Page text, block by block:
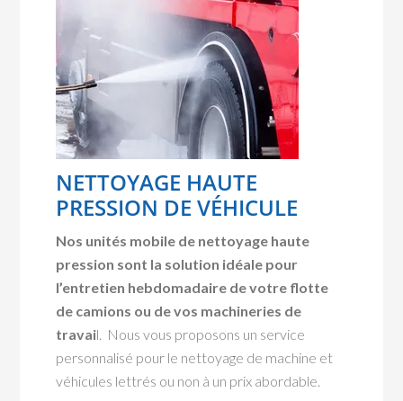
NETTOYAGE HAUTE
PRESSION DE VÉHICULE
Nos unités mobile de nettoyage haute
pression sont la solution idéale pour
l’entretien hebdomadaire de votre flotte
de camions ou de vos machineries de
travail. Nous vous proposons un service
personnalisé pour le nettoyage de machine et
véhicules lettrés ou non à un prix abordable.